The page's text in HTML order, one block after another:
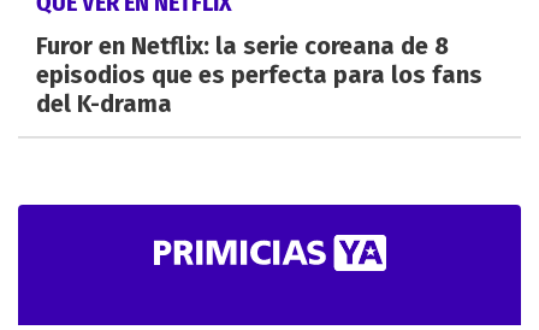
Furor en Netflix: la serie coreana de 8
episodios que es perfecta para los fans
del K-drama